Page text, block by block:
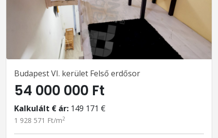
Budapest VI. kerület Felső erdősor
54 000 000 Ft
Kalkulált € ár: 149 171 €
1 928 571 Ft/m2